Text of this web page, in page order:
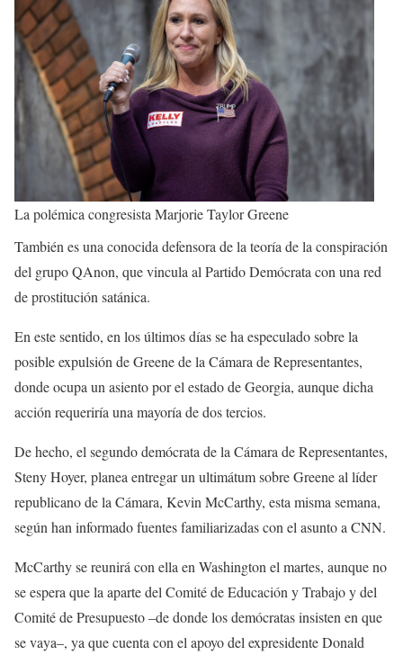
La polémica congresista Marjorie Taylor Greene
También es una conocida defensora de la teoría de la conspiración
del grupo QAnon, que vincula al Partido Demócrata con una red
de prostitución satánica.
En este sentido, en los últimos días se ha especulado sobre la
posible expulsión de Greene de la Cámara de Representantes,
donde ocupa un asiento por el estado de Georgia, aunque dicha
acción requeriría una mayoría de dos tercios.
De hecho, el segundo demócrata de la Cámara de Representantes,
Steny Hoyer, planea entregar un ultimátum sobre Greene al líder
republicano de la Cámara, Kevin McCarthy, esta misma semana,
según han informado fuentes familiarizadas con el asunto a CNN.
McCarthy se reunirá con ella en Washington el martes, aunque no
se espera que la aparte del Comité de Educación y Trabajo y del
Comité de Presupuesto –de donde los demócratas insisten en que
se vaya–, ya que cuenta con el apoyo del expresidente Donald